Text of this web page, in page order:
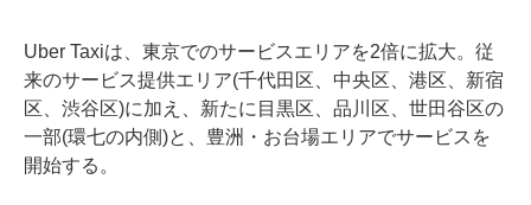
Uber Taxiは、東京でのサービスエリアを2倍に拡大。従
来のサービス提供エリア(千代田区、中央区、港区、新宿
区、渋谷区)に加え、新たに目黒区、品川区、世田谷区の
一部(環七の内側)と、豊洲・お台場エリアでサービスを
開始する。